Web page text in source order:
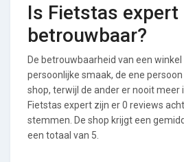
Is Fietstas expert
betrouwbaar?
De betrouwbaarheid van een
persoonlijke smaak, de ene
shop, terwijl de ander er nooit meer
Fietstas expert zijn er 0 reviews
stemmen. De shop krijgt een
een totaal van 5.